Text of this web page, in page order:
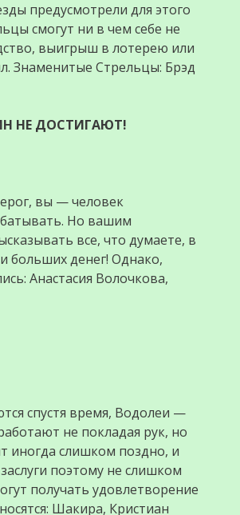
предусмотрели для этого
смогут ни в чем себе не
выигрыш в лотерею или
Знаменитые Стрельцы: Брэд
НЕ ДОСТИГАЮТ!
вы — человек
Но вашим
все, что думаете, в
больших денег! Однако,
Анастасия Волочкова,
спустя время, Водолеи —
не покладая рук, но
иногда слишком поздно, и
поэтому не слишком
получать удовлетворение
Шакира, Кристиан